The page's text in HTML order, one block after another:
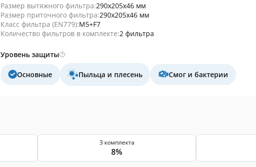
Размер вытяжного фильтра:290x205x46 мм
Размер приточного фильтра:290x205x46 мм
Класс фильтра (EN779):M5+F7
Количество фильтров в комплекте:2 фильтра
Уровень защиты
Основные Пыльца и плесень Смог и бактерии
3 комплекта
8%